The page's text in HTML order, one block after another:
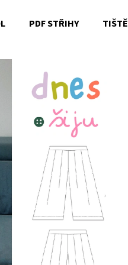
PDF STŘIHY
Co potřebujete
Doporučujeme